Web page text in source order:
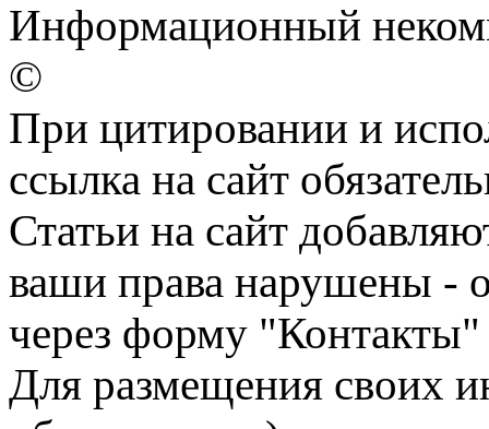
Информационный
©
При цитировании и
ссылка на сайт
Статьи на сайт
ваши права нарушены -
через форму "Контакты"
Для размещения своих